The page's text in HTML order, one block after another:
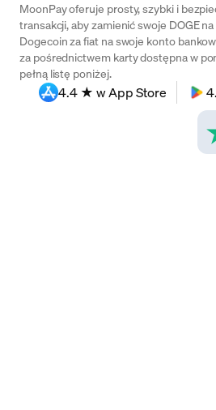
Support
Language
MoonPay oferuje prosty, szybki i
transakcji, aby zamienić swoje DOGE
Dogecoin za fiat na swoje konto
za pośrednictwem karty dostępna w
pełną listę poniżej.
4.4 ★ w App Store